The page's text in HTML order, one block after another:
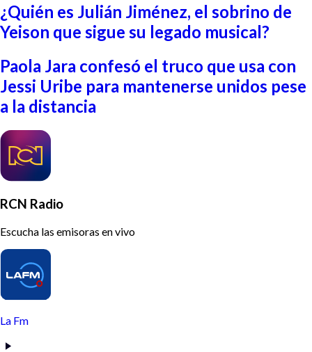
¿Quién es Julián Jiménez, el sobrino de
Yeison que sigue su legado musical?
Paola Jara confesó el truco que usa con
Jessi Uribe para mantenerse unidos pese
a la distancia
RCN Radio
Escucha las emisoras en vivo
La Fm